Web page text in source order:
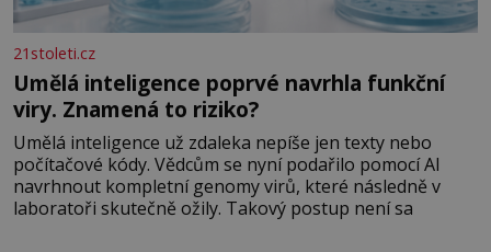
21stoleti.cz
Umělá inteligence poprvé navrhla funkční
viry. Znamená to riziko?
Umělá inteligence už zdaleka nepíše jen texty nebo
počítačové kódy. Vědcům se nyní podařilo pomocí AI
navrhnout kompletní genomy virů, které následně v
laboratoři skutečně ožily. Takový postup není sa